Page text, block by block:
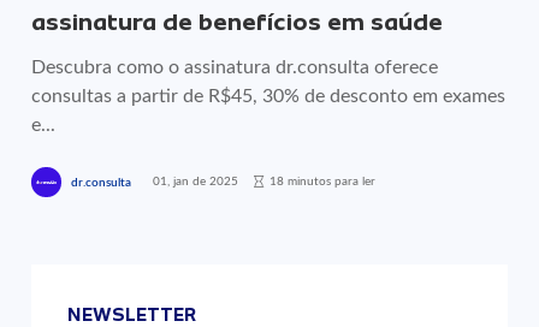
assinatura de benefícios em saúde
Descubra como o assinatura dr.consulta oferece
consultas a partir de R$45, 30% de desconto em exames
e...
dr.consulta 01, jan de 2025 18 minutos para ler
NEWSLETTER